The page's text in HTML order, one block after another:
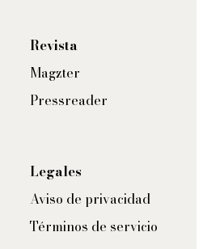
Revista
Magzter
Pressreader
Legales
Aviso de privacidad
Términos de servicio